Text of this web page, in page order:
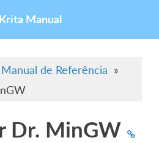
Krita Manual
Manual de Referência »
Dr. MinGW